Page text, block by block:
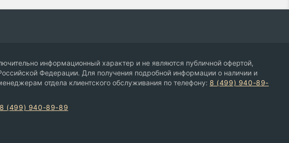
информационный характер и не являются публичной офертой,
Федерации. Для получения подробной информации о наличии и
отдела клиентского обслуживания по телефону: 8 (499) 940-89-
8 (499) 940-89-89